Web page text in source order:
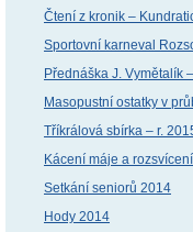
Čtení z kronik –
Sportovní karneval
Přednáška J. Vymětalík
Masopustní ostatky v
Tříkrálová sbírka – r.
Kácení máje a
Setkání seniorů 2014
Hody 2014